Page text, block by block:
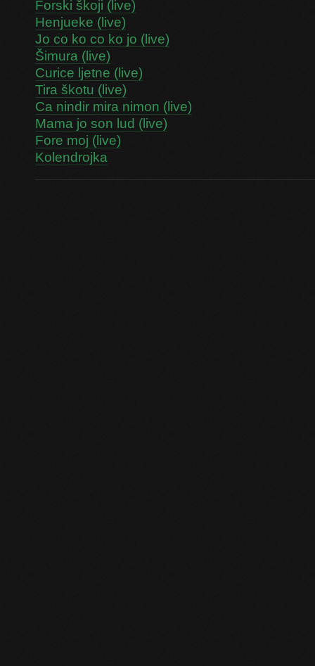
Forski škoji (live)
Henjueke (live)
Jo co ko co ko jo (live)
Šimura (live)
Curice ljetne (live)
Tira škotu (live)
Ca nindir mira nimon (live)
Mama jo son lud (live)
Fore moj (live)
Kolendrojka